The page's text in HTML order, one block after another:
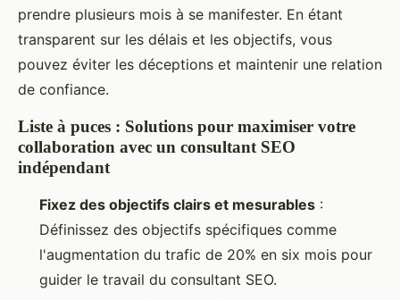
prendre plusieurs mois à se manifester. En étant
transparent sur les délais et les objectifs, vous
pouvez éviter les déceptions et maintenir une relation
de confiance.
Liste à puces : Solutions pour maximiser votre
collaboration avec un consultant SEO
indépendant
Fixez des objectifs clairs et mesurables :
Définissez des objectifs spécifiques comme
l'augmentation du trafic de 20% en six mois pour
guider le travail du consultant SEO.